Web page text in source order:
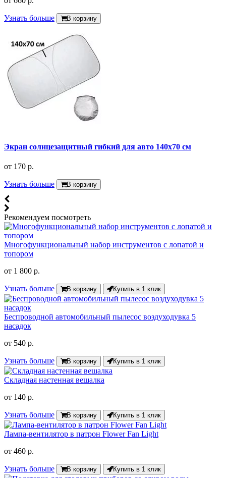
Узнать больше В корзину
Экран солнцезащитный гибкий для авто 140x70 см
от 170 р.
Узнать больше В корзину
Рекомендуем посмотреть
Многофункциональный набор инструментов с лопатой и
топором
от 1 800 р.
Узнать больше В корзину Купить в 1 клик
Беспроводной автомобильный пылесос воздуходувка 5
насадок
от 540 р.
Узнать больше В корзину Купить в 1 клик
Складная настенная вешалка
от 140 р.
Узнать больше В корзину Купить в 1 клик
Лампа-вентилятор в патрон Flower Fan Light
от 460 р.
Узнать больше В корзину Купить в 1 клик